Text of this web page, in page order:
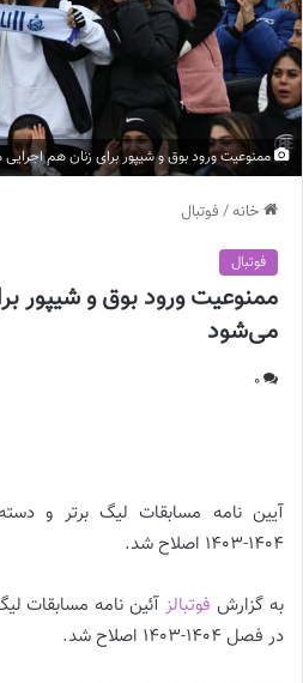
ممنوعیت ورود بوق و شیپور برای زنان هم
خانه/ فوتبال
فوتبال
ممنوعیت ورود بوق و شیپور
می‌شود
0
آیین نامه مسابقات لیگ برتر و
۱۴۰۴-۱۴۰۳ اصلاح شد.
به گزارش فوتبالز آئین نامه مسابقات
در فصل ۱۴۰۴-۱۴۰۳ اصلاح شد.